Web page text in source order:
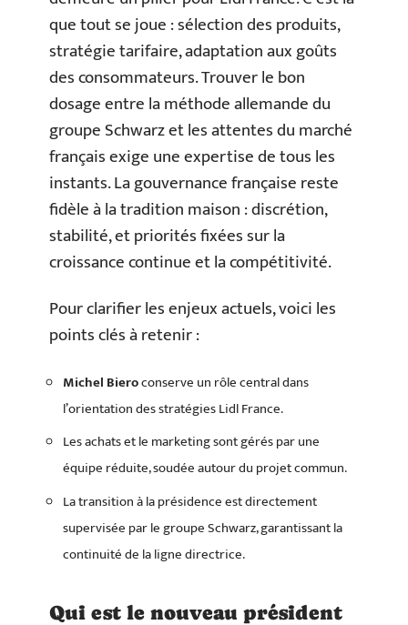
que tout se joue : sélection des produits,
stratégie tarifaire, adaptation aux goûts
des consommateurs. Trouver le bon
dosage entre la méthode allemande du
groupe Schwarz et les attentes du marché
français exige une expertise de tous les
instants. La gouvernance française reste
fidèle à la tradition maison : discrétion,
stabilité, et priorités fixées sur la
croissance continue et la compétitivité.
Pour clarifier les enjeux actuels, voici les
points clés à retenir :
Michel Bieroconserve un rôle central dans
l’orientation des stratégies Lidl France.
Les achats et le marketing sont gérés par une
équipe réduite, soudée autour du projet commun.
La transition à la présidence est directement
supervisée par le groupe Schwarz, garantissant la
continuité de la ligne directrice.
Qui est le nouveau président